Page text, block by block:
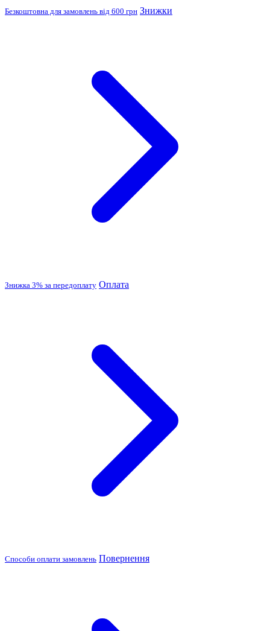
Безкоштовна для замовлень від 600 грн Знижки
Знижка 3% за передоплату Оплата
Способи оплати замовлень Повернення